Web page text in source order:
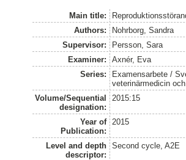
Main title:
Authors:
Nohrborg, Sandra
Supervisor:
Persson, Sara
Examiner:
Axnér, Eva
Series:
Examensarbete /
veterinärmedicin
Volume/Sequential
designation:
2015:15
Year of
Publication:
2015
Level and depth
descriptor:
Second cycle, A2E